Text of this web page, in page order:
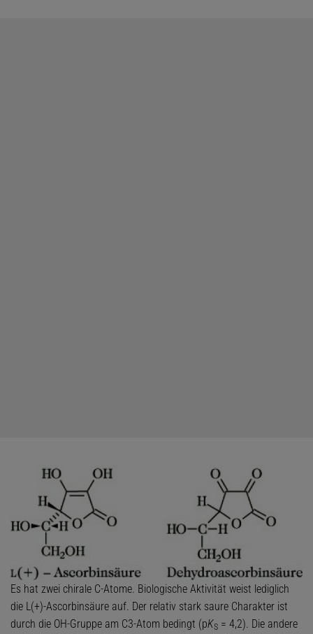
Es hat zwei chirale C-Atome. Biologische Aktivität weist lediglich
die L(+)-Ascorbinsäure auf. Der relativ stark saure Charakter ist
durch die OH-Gruppe am C3-Atom bedingt (pKS = 4,2). Die andere